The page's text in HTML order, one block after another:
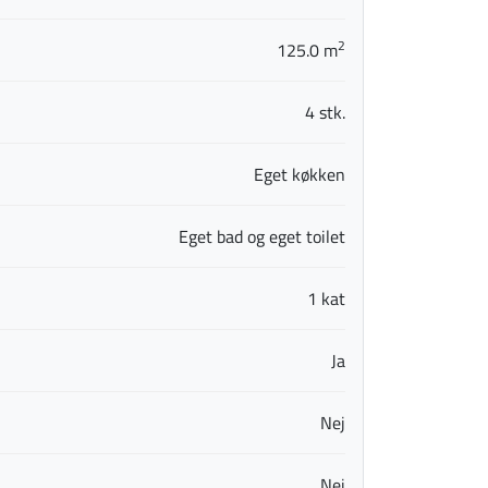
125.0 m2
4 stk.
Eget køkken
Eget bad og eget toilet
1 kat
Ja
Nej